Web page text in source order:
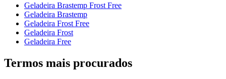
Geladeira Brastemp Frost Free
Geladeira Brastemp
Geladeira Frost Free
Geladeira Frost
Geladeira Free
Termos mais procurados